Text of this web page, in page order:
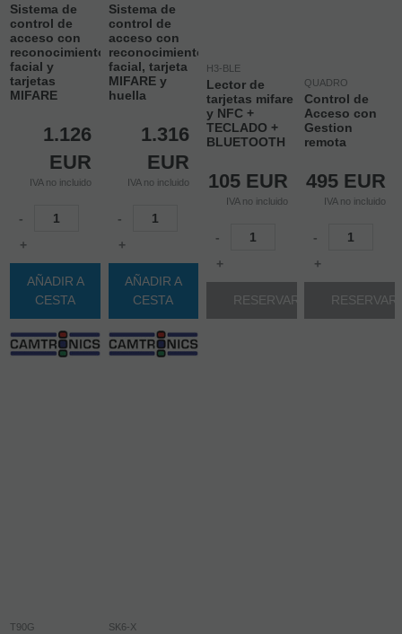
Sistema de
control de
acceso con
reconocimiento
facial y
tarjetas
MIFARE
1.126
EUR
IVA no incluido
-
+
AÑADIR A
CESTA
Sistema de
control de
acceso con
reconocimiento
facial, tarjeta
MIFARE y
huella
1.316
EUR
IVA no incluido
-
+
AÑADIR A
CESTA
H3-BLE
Lector de
tarjetas mifare
y NFC +
TECLADO +
BLUETOOTH
105 EUR
IVA no incluido
-
+
RESERVAR
QUADRO
Control de
Acceso con
Gestion
remota
495 EUR
IVA no incluido
-
+
RESERVAR
T90G SK6-X